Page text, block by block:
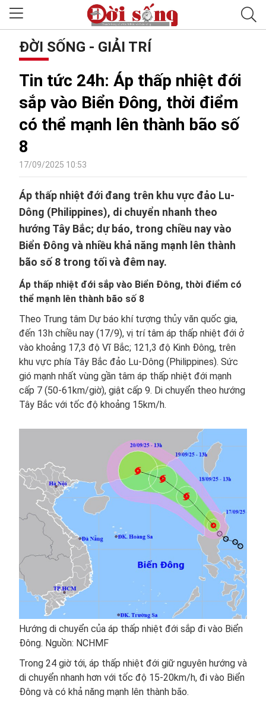
ĐỜI SỐNG - GIẢI TRÍ
Tin tức 24h: Áp thấp nhiệt đới
sắp vào Biển Đông, thời điểm
có thể mạnh lên thành bão số
8
17/09/2025 10:53
Áp thấp nhiệt đới đang trên khu vực đảo Lu-
Dông (Philippines), di chuyển nhanh theo
hướng Tây Bắc; dự báo, trong chiều nay vào
Biển Đông và nhiều khả năng mạnh lên thành
bão số 8 trong tối và đêm nay.
Áp thấp nhiệt đới sắp vào Biển Đông, thời điểm có
thể mạnh lên thành bão số 8
Theo Trung tâm Dự báo khí tượng thủy văn quốc gia,
đến 13h chiều nay (17/9), vị trí tâm áp thấp nhiệt đới ở
vào khoảng 17,3 độ Vĩ Bắc; 121,3 độ Kinh Đông, trên
khu vực phía Tây Bắc đảo Lu-Dông (Philippines). Sức
gió mạnh nhất vùng gần tâm áp thấp nhiệt đới mạnh
cấp 7 (50-61km/giờ), giật cấp 9. Di chuyển theo hướng
Tây Bắc với tốc độ khoảng 15km/h.
Hướng di chuyển của áp thấp nhiệt đới sắp đi vào Biển
Đông. Nguồn: NCHMF
Trong 24 giờ tới, áp thấp nhiệt đới giữ nguyên hướng và
di chuyển nhanh hơn với tốc độ 15-20km/h, đi vào Biển
Đông và có khả năng mạnh lên thành bão.